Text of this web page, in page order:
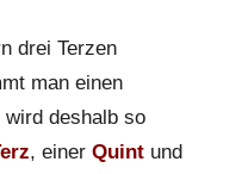
drei Terzen
man einen
deshalb so
, einer Quintund